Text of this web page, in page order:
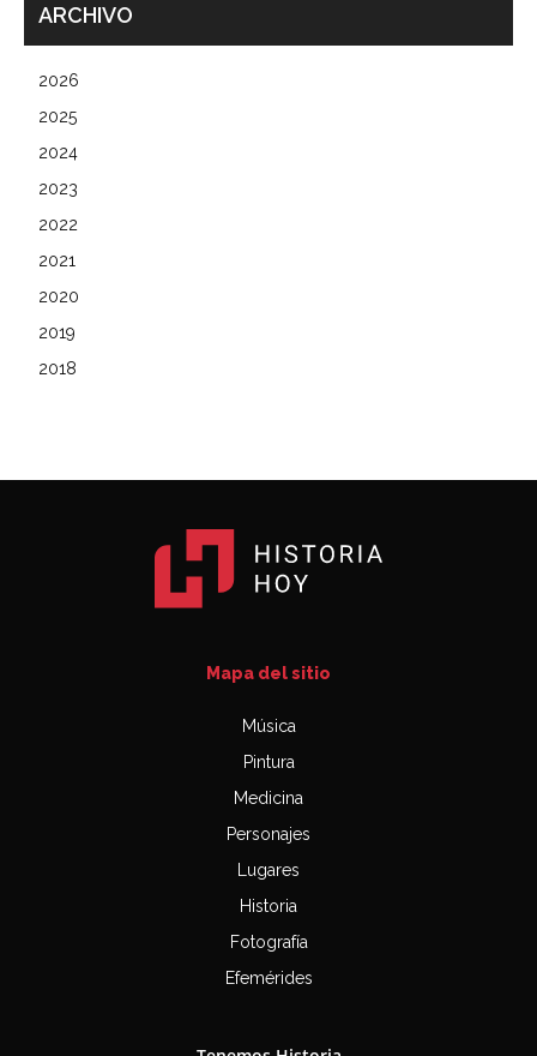
ARCHIVO
2026
2025
2024
2023
2022
2021
2020
2019
2018
Mapa del sitio
Música
Pintura
Medicina
Personajes
Lugares
Historia
Fotografía
Efemérides